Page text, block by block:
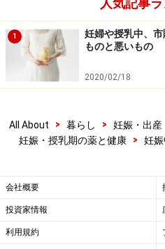
ない日）は服用しませんの
しました。
商品を購入するをクリック
アレグラFX 14錠 ご購入の前に
チェックすると、
◆服用前に医師,薬剤師また
い。
※第1類医薬品の場合は医師
人気記事
1
妊婦や授乳中、
ものと悪いもの
2020/02/18
All About > 暮らし > 妊娠・出産
妊娠・授乳期の薬と健康
> 妊
会社概要
投資家情報
利用規約